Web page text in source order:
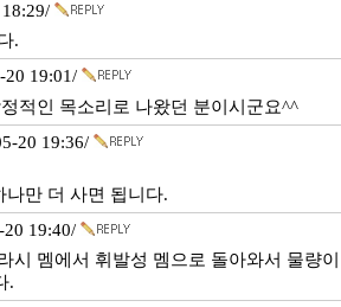
.
20 19:01/
적인 목소리로 나왔던 분이시군요^^
20 19:36/
나만 더 사면 됩니다.
20 19:40/
시 멤에서 휘발성 멤으로 돌아와서 물량이
.